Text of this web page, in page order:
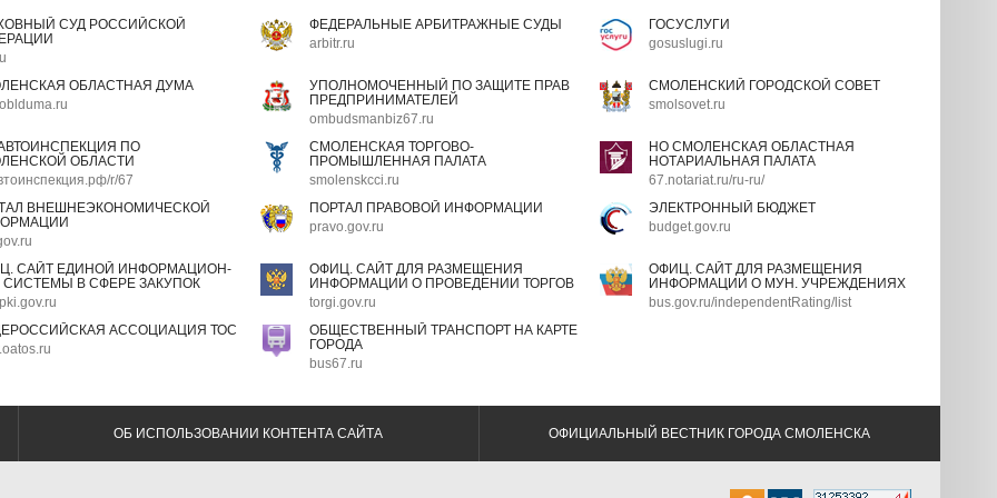
СУД РОССИЙСКОЙ
ФЕДЕРАЛЬНЫЕ АРБИТРАЖНЫЕ СУДЫ
arbitr.ru
ГОСУСЛУГИ
gosuslugi.ru
ОБЛАСТНАЯ ДУМА
УПОЛНОМОЧЕННЫЙ ПО ЗАЩИТЕ ПРАВ
ПРЕДПРИНИМАТЕЛЕЙ
ombudsmanbiz67.ru
СМОЛЕНСКИЙ ГОРОДСКОЙ СОВЕТ
smolsovet.ru
ПО
ОБЛАСТИ
r/67
СМОЛЕНСКАЯ ТОРГОВО-
ПРОМЫШЛЕННАЯ ПАЛАТА
smolenskcci.ru
НО СМОЛЕНСКАЯ ОБЛАСТНАЯ
НОТАРИАЛЬНАЯ ПАЛАТА
67.notariat.ru/ru-ru/
ВНЕШНЕЭКОНОМИЧЕСКОЙ
ПОРТАЛ ПРАВОВОЙ ИНФОРМАЦИИ
pravo.gov.ru
ЭЛЕКТРОННЫЙ БЮДЖЕТ
budget.gov.ru
САЙТ ЕДИНОЙ ИНФОРМАЦИОН-
СИСТЕМЫ В СФЕРЕ ЗАКУПОК
ОФИЦ. САЙТ ДЛЯ РАЗМЕЩЕНИЯ
ИНФОРМАЦИИ О ПРОВЕДЕНИИ ТОРГОВ
torgi.gov.ru
ОФИЦ. САЙТ ДЛЯ РАЗМЕЩЕНИЯ
ИНФОРМАЦИИ О МУН. УЧРЕЖДЕНИЯХ
bus.gov.ru/independentRating/list
АССОЦИАЦИЯ ТОС
ОБЩЕСТВЕННЫЙ ТРАНСПОРТ НА КАРТЕ
ГОРОДА
bus67.ru
ОБ ИСПОЛЬЗОВАНИИ КОНТЕНТА САЙТА ОФИЦИАЛЬНЫЙ ВЕСТНИК ГОРОДА СМОЛЕНСКА